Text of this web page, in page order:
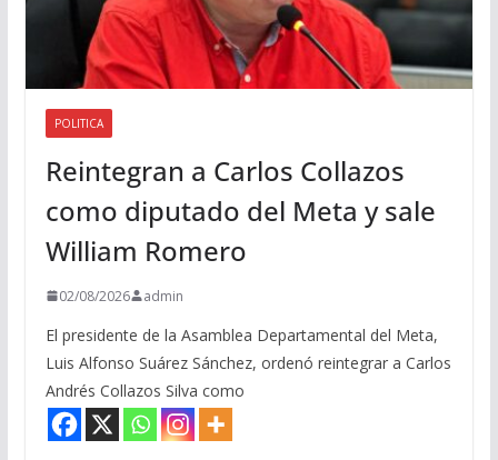
POLITICA
Reintegran a Carlos Collazos
como diputado del Meta y sale
William Romero
02/08/2026 admin
El presidente de la Asamblea Departamental del Meta,
Luis Alfonso Suárez Sánchez, ordenó reintegrar a Carlos
Andrés Collazos Silva como